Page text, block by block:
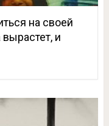
на своей
и